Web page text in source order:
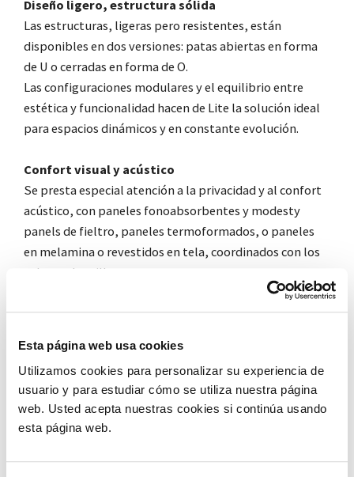
Esta página web usa cookies
Utilizamos cookies para personalizar su experiencia de
usuario y para estudiar cómo se utiliza nuestra página
web. Usted acepta nuestras cookies si continúa usando
esta página web.
Diseño ligero, estructura sólida
Las estructuras, ligeras pero resistentes, están
disponibles en dos versiones: patas abiertas en forma
de U o cerradas en forma de O.
Las configuraciones modulares y el equilibrio entre
estética y funcionalidad hacen de Lite la solución ideal
para espacios dinámicos y en constante evolución.
Confort visual y acústico
Se presta especial atención a la privacidad y al confort
acústico, con paneles fonoabsorbentes y modesty
panels de fieltro, paneles termoformados, o paneles
en melamina o revestidos en tela, coordinados con los
sobres y las sillas.
Gestión inteligente del cableado
soluciones para el paso de cables: espacio técnico entre
los tableros enfrentados, orificio central con forma o
top access integrados.
Una colección completa
El sistema operativo Lite incluye escritorios, benches,